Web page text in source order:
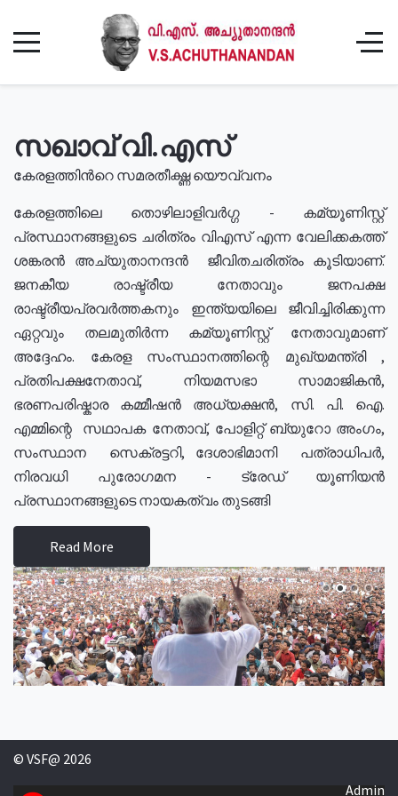
സഖാവ് വി.എസ്
കേരളത്തിൻറെ സമരതീക്ഷ്ണ യൌവ്വനം
കേരളത്തിലെ തൊഴിലാളിവർഗ്ഗ - കമ്യൂണിസ്റ്റ്
പ്രസ്ഥാനങ്ങളുടെ ചരിത്രം വിഎസ് എന്ന വേലിക്കകത്ത്
ശങ്കരൻ അച്യുതാനന്ദൻ ജീവിതചരിത്രം കൂടിയാണ്.
ജനകീയ രാഷ്ട്രീയ നേതാവും ജനപക്ഷ
രാഷ്ട്രീയപ്രവർത്തകനും ഇന്ത്യയിലെ ജീവിച്ചിരിക്കുന്ന
ഏറ്റവും തലമുതിർന്ന കമ്യൂണിസ്റ്റ് നേതാവുമാണ്
അദ്ദേഹം. കേരള സംസ്ഥാനത്തിന്റെ മുഖ്യമന്ത്രി ,
പ്രതിപക്ഷനേതാവ്, നിയമസഭാ സാമാജികൻ,
ഭരണപരിഷ്കാര കമ്മീഷൻ അധ്യക്ഷൻ, സി. പി. ഐ.
എമ്മിന്റെ സഥാപക നേതാവ്, പോളിറ്റ് ബ്യുറോ അംഗം,
സംസ്ഥാന സെക്രട്ടറി, ദേശാഭിമാനി പത്രാധിപർ,
നിരവധി പുരോഗമന - ട്രേഡ് യൂണിയൻ
പ്രസ്ഥാനങ്ങളുടെ നായകത്വം തുടങ്ങി
Read More
© VSF@ 2026
Admin